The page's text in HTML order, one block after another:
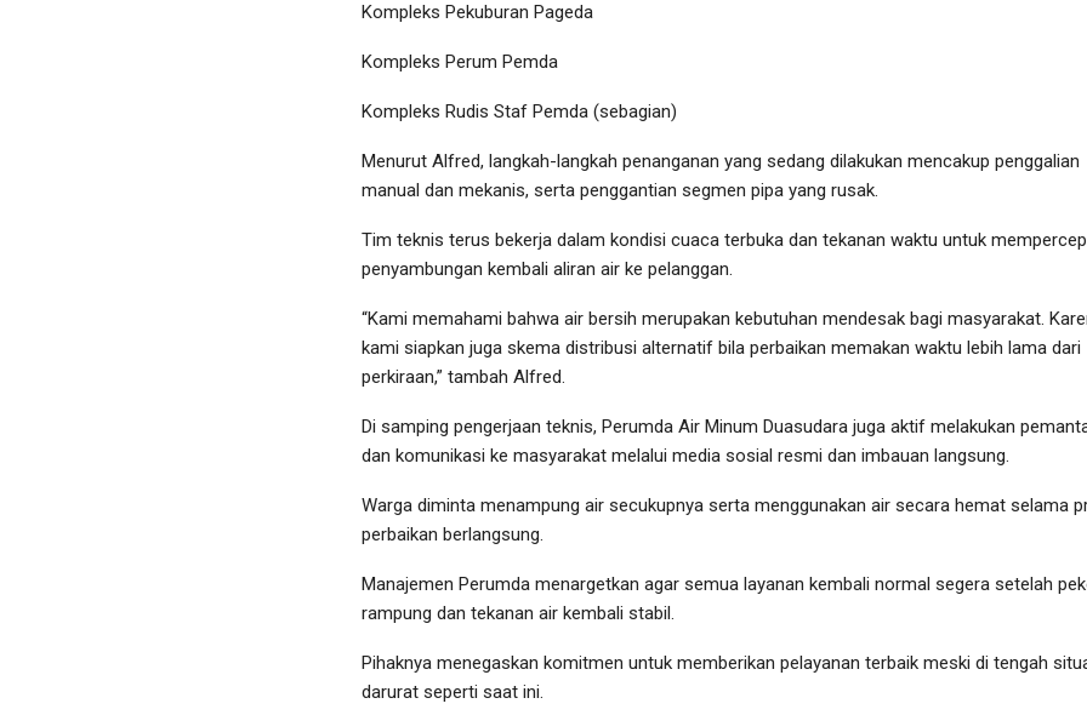
Kompleks Pekuburan Pageda
Kompleks Perum Pemda
Kompleks Rudis Staf Pemda (sebagian)
Menurut Alfred, langkah-langkah penanganan yang sedang dilakukan mencakup penggalian
manual dan mekanis, serta penggantian segmen pipa yang rusak.
Tim teknis terus bekerja dalam kondisi cuaca terbuka dan tekanan waktu untuk
penyambungan kembali aliran air ke pelanggan.
“Kami memahami bahwa air bersih merupakan kebutuhan mendesak bagi masyarakat.
kami siapkan juga skema distribusi alternatif bila perbaikan memakan waktu lebih lama dari
perkiraan,” tambah Alfred.
Di samping pengerjaan teknis, Perumda Air Minum Duasudara juga aktif melakukan
dan komunikasi ke masyarakat melalui media sosial resmi dan imbauan langsung.
Warga diminta menampung air secukupnya serta menggunakan air secara hemat selama
perbaikan berlangsung.
Manajemen Perumda menargetkan agar semua layanan kembali normal segera setelah
rampung dan tekanan air kembali stabil.
Pihaknya menegaskan komitmen untuk memberikan pelayanan terbaik meski di tengah
darurat seperti saat ini.